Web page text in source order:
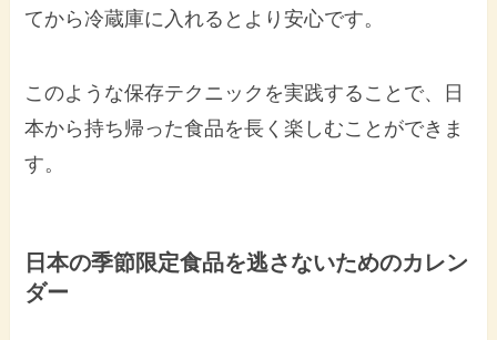
てから冷蔵庫に入れるとより安心です。
このような保存テクニックを実践することで、日
本から持ち帰った食品を長く楽しむことができま
す。
日本の季節限定食品を逃さないためのカレン
ダー